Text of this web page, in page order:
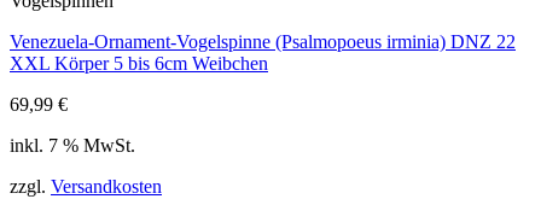
Venezuela-Ornament-Vogelspinne (Psalmopoeus irminia) DNZ 22
XXL Körper 5 bis 6cm Weibchen
69,99 €
inkl. 7 % MwSt.
zzgl. Versandkosten